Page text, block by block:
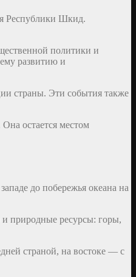
Республики Шкид.
политики и
развитию и
страны. Эти события также
остается местом
до побережья океана на
и природные ресурсы: горы,
страной, на востоке — с